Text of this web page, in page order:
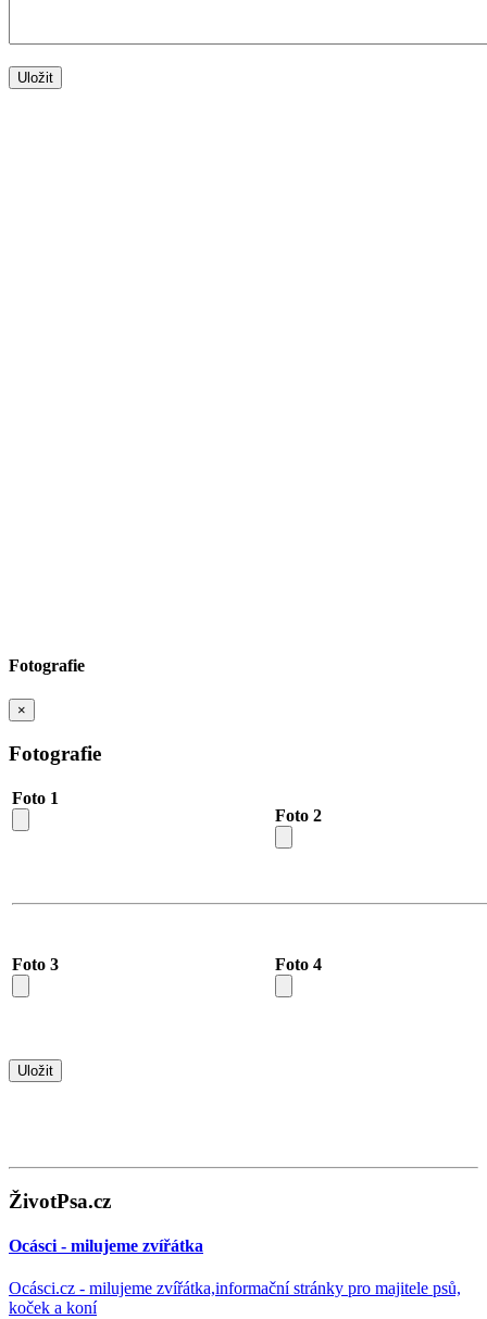
Fotografie
×
Fotografie
Foto 1
Foto 2
Foto 3 Foto 4
ŽivotPsa.cz
Ocásci - milujeme zvířátka
Ocásci.cz - milujeme zvířátka,informační stránky pro majitele psů,
koček a koní